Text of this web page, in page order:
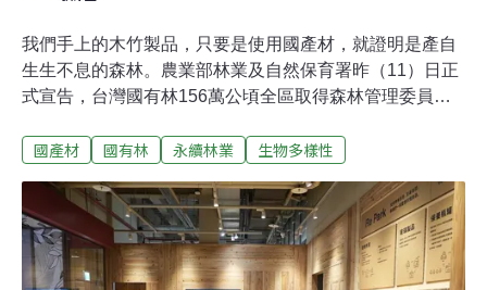
我們手上的木竹製品，只要是使用國產材，就證明是產自
生生不息的森林。農業部林業及自然保育署昨（11）日正
式宣告，台灣國有林156萬公頃全區取得森林管理委員會
而後，採購國產材，代表兼顧森林永續的負責任消費行
環境，就是FSC產品的精神了。」林保署長林華慶以此說
明FSC精神。成果發表會上，FSC亞太地區總監鄭燕莉、
前農委會主委曹啟鴻、林業試驗所代表等各界代表，特別
到場共同見證這一刻。引入FCS驗證 誓言負責任的經營管
國產材 國有林 永續林業 生物多樣性